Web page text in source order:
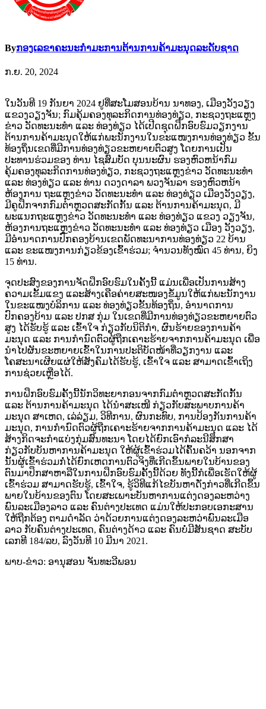
Byກອງເລຂາຄະນະກຳມະການຕ້ານການຄ້າມະນຸດລະດັບຊາດ
ກ.ຍ. 20, 2024
ໃນວັນທີ 19 ກັນຍາ 2024 ຢູທີ່ສະໂມສອນບ້ານ ນາທອງ, ເມືອງວັງວຽງ
ແຂວງວຽງຈັນ; ກົມຄຸ້ມຄອງທຸລະກິດການທ່ອງທ່ຽວ, ກະຊວງຖະແຫຼງ
ຂ່າວ ວັດທະນະທຳ ແລະ ທ່ອງທ່ຽວ ໄດ້ເປີດຊຸດຝຶກອົບຮົມວຽກງານ
ຕ້ານການຄ້າມະນຸດໃຫ້ແກ່ພະນັກງານໃນຂະແໜງການທ່ອງທ່ຽວ ຂັ້ນ
ທ້ອງຖິ່ນເຂດທີ່ມີການທ່ອງທ່ຽວຂະຫຍາຍຕົວສູງ ໂດຍການເປັນ
ປະທານຮ່ວມຂອງ ທ່ານ ໄຊສົມບັດ ບຸນນະຜົນ ຮອງຫົວຫນ້າກົມ
ຄຸ້ມຄອງທຸລະກິດການທ່ອງທ່ຽວ, ກະຊວງຖະແຫຼງຂ່າວ ວັດທະນະທຳ
ແລະ ທ່ອງທ່ຽວ ແລະ ທ່ານ ດວງດາລາ ພວງຈັນລາ ຮອງຫົວຫນ້າ
ຫ້ອງການ ຖະແຫຼງຂ່າວ ວັດທະນະທຳ ແລະ ທ່ອງທ່ຽວ ເມືອງວັງວຽງ,
ມີຄູຝຶກຈາກກົມຕໍາຫຼວດສະກັດກັ້ນ ແລະ ຕ້ານການຄ້າມະນຸດ, ມີ
ພະແນກຖະແຫຼງຂ່າວ ວັດທະນະທຳ ແລະ ທ່ອງທ່ຽວ ແຂວງ ວຽງຈັນ,
ຫ້ອງການຖະແຫຼງຂ່າວ ວັດທະນະທຳ ແລະ ທ່ອງທ່ຽວ ເມືອງ ວັງວຽງ,
ມີອໍານາດການປົກຄອງບ້ານເຂດພັດທະນາການທ່ອງທ່ຽວ 22 ບ້ານ
ແລະ ຂະແໜງການກ່ຽວຂ້ອງເຂົ້າຮ່ວມ; ຈໍານວນທັງໝົດ 45 ທ່ານ, ຍິງ
15 ທ່ານ.
ຈຸດປະສົງຂອງການຈັດຝຶກອົບຮົມໃນຄັ້ງນີ້ ແມ່ນເພື່ອເປັນການສ້າງ
ຄວາມເຂັ້ມແຂງ ແລະສ້າງເຄືອຄ່າຍສະໜອງຂໍ້ມູນໃຫ້ແກ່ພະນັກງານ
ໃນຂະແໜງບໍລິການ ແລະ ທ່ອງທ່ຽວຂັ້ນທ້ອງຖິ່ນ, ອໍານາດການ
ປົກຄອງບ້ານ ແລະ ປກສ ກຸ່ມ ໃນເຂດທີ່ມີການທ່ອງທ່ຽວຂະຫຍາຍຕົວ
ສູງ ໄດ້ຮັບຮູ້ ແລະ ເຂົ້າໃຈ ກ່ຽວກັບນິຕິກຳ, ຜົນຮ້າຍຂອງການຄ້າ
ມະນຸດ ແລະ ການກຳນົດຕົວຜູ້ຖືກເຄາະຮ້າຍຈາກການຄ້າມະນຸດ ເພື່ອ
ນໍາໄປຜັນຂະຫຍາຍເຂົ້າໃນການປະຕິບັດໜ້າທີ່ວຽກງານ ແລະ
ໂຄສະນາເຜີຍແຜ່ໃຫ້ສັງຄົມໄດ້ຮັບຮູ້, ເຂົ້າໃຈ ແລະ ສາມາດເຂົ້າເຖິງ
ການຊ່ວຍເຫຼືອໄດ້.
ການຝຶກອົບຮົມຄັ້ງນີ້ນັກວິທະຍາກອນຈາກກົມຕຳຫຼວດສະກັດກັ້ນ
ແລະ ຕ້ານການຄ້າມະນຸດ ໄດ້ນຳສະເໜີ ກ່ຽວກັບສະພາບການຄ້າ
ມະນຸດ ສາເຫດ, ເລ່ລ່ຽມ, ວິທີການ, ຜົນກະທົບ, ການປ້ອງກັນການຄ້າ
ມະນຸດ, ການກຳນົດຕົວຜູ້ຖືກເຄາະຮ້າຍຈາກການຄ້າມະນຸດ ແລະ ໄດ້
ສ້າງກິດຈະກຳແບ່ງກຸ່ມສົນທະນາ ໂດຍໄດ້ຍົກເອົາກໍລະນີສຶກສາ
ກ່ຽວກັບບັນຫາການຄ້າມະນຸດ ໃຫ້ຜູ້ເຂົ້າຮ່ວມໄດ້ຄົ້ນຄວ້າ ນອກຈາກ
ນັ້ນຜູ້ເຂົ້າຮ່ວມກໍ່ໄດ້ຍົກເຫດການຕົວຈິງທີ່ເກີດຂຶ້ນພາຍໃນບ້ານຂອງ
ຕົນມາປຶກສາຫາລືໃນການຝຶກອົບຮົມຄັ້ງນີ້ດ້ວຍ ທັງນີ້ກໍເພື່ອເຮັດໃຫ້ຜູ້
ເຂົ້າຮ່ວມ ສາມາດຮັບຮູ້, ເຂົ້າໃຈ, ຮູ້ວິທີແກ້ໄຂບັນຫາດັ່ງກ່າວທີ່ເກີດຂຶ້ນ
ພາຍໃນບ້ານຂອງຕົນ ໂດຍສະເພາະບັນຫາການແຕ່ງດອງລະຫວ່າງ
ພົນລະເມືອງລາວ ແລະ ຄົນຕ່າງປະເທດ ແມ່ນໃຫ້ປະກອບເອກະສານ
ໃຫ້ຖືກຕ້ອງ ຕາມດຳລັດ ວ່າດ້ວຍການແຕ່ງດອງລະຫວ່າພົນລະເມືອ
ລາວ ກັບຄົນຕ່າງປະເທດ, ຄົນຕ່າງດ້າວ ແລະ ຄົນບໍ່ມີສັນຊາດ ສະບັບ
ເລກທີ 184/ລບ, ລົງວັນທີ 10 ມີນາ 2021.
ພາບ-ຂ່າວ: ອານຸສອນ ຈັນທະວີພອນ